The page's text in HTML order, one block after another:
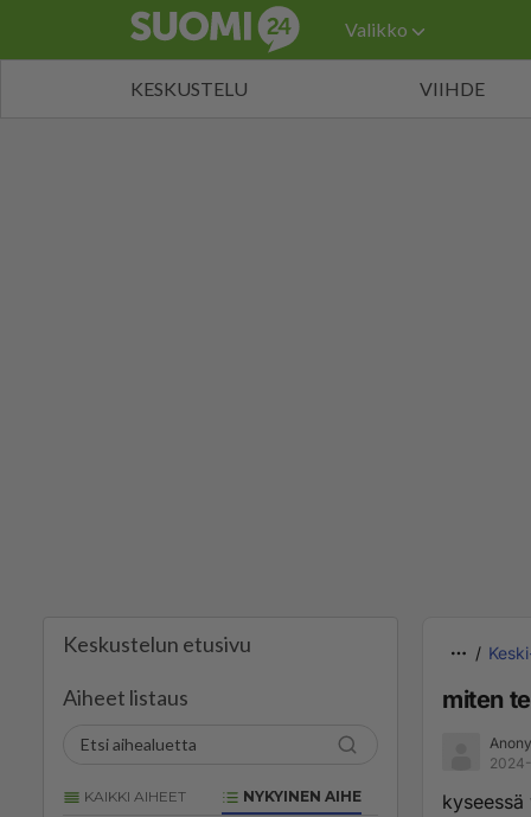
Valikko
KESKUSTELU VIIHDE
Keskustelun etusivu
Aiheet listaus
KAIKKI AIHEET NYKYINEN AIHE
miten